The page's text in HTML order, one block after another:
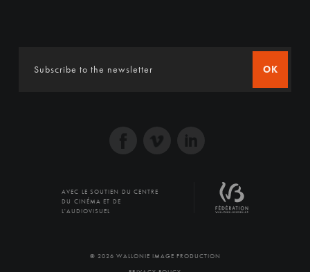
OK
AVEC LE SOUTIEN DU CENTRE
DU CINÉMA ET DE
L'AUDIOVISUEL
© 2026 WALLONIE IMAGE PRODUCTION